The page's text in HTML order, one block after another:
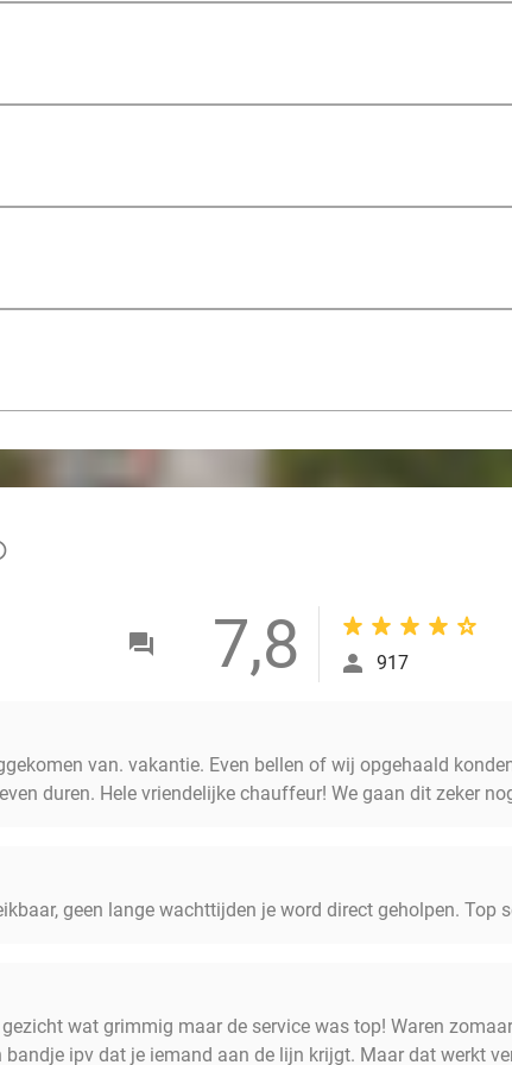
7,8 917
van. vakantie. Even bellen of wij opgehaald
duren. Hele vriendelijke chauffeur! We gaan dit zeker
geen lange wachttijden je word direct geholpen. Top
gezicht wat grimmig maar de service was top! Waren
bandje ipv dat je iemand aan de lijn krijgt. Maar dat werkt